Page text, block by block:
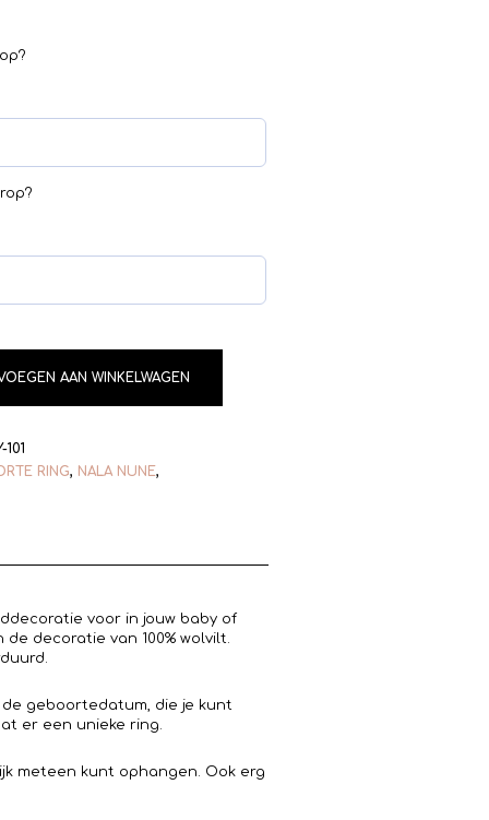
AAN WINKELWAGEN
101
RING, NALA NUNE,
voor in jouw baby of
decoratie van 100% wolvilt.
geboortedatum, die je kunt
er een unieke ring.
meteen kunt ophangen. Ook erg